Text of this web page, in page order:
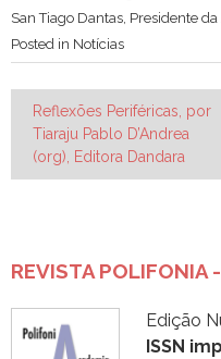
San Tiago Dantas, Presidente
Posted in Notícias
Navegação
de
Post
Reflexões Periféricas, por
Tiaraju Pablo D’Andrea
(org), Editora Dandara
REVISTA POLIFONIA
Edição
ISSN